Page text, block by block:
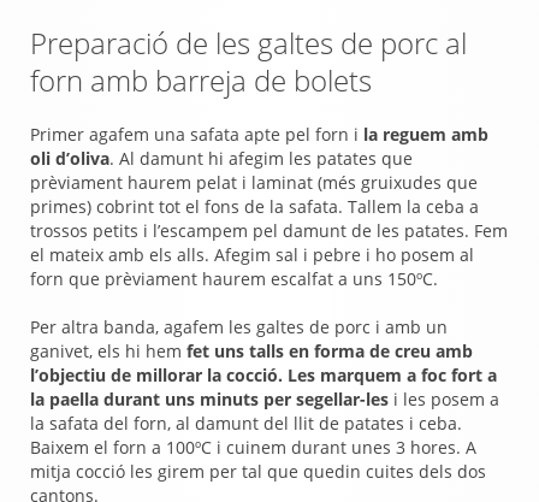
Preparació de les galtes de porc al
forn amb barreja de bolets
Primer agafem una safata apte pel forn i la reguem amb
oli d’oliva. Al damunt hi afegim les patates que
prèviament haurem pelat i laminat (més gruixudes que
primes) cobrint tot el fons de la safata. Tallem la ceba a
trossos petits i l’escampem pel damunt de les patates. Fem
el mateix amb els alls. Afegim sal i pebre i ho posem al
forn que prèviament haurem escalfat a uns 150ºC.
Per altra banda, agafem les galtes de porc i amb un
ganivet, els hi hem fet uns talls en forma de creu amb
l’objectiu de millorar la cocció. Les marquem a foc fort a
la paella durant uns minuts per segellar-les i les posem a
la safata del forn, al damunt del llit de patates i ceba.
Baixem el forn a 100ºC i cuinem durant unes 3 hores. A
mitja cocció les girem per tal que quedin cuites dels dos
cantons.